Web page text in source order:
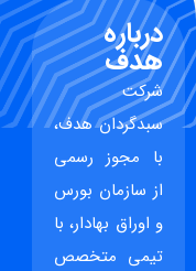
درباره
هدف
شرکت
سبدگردان هدف،
با مجوز رسمی
از سازمان بورس
و اوراق بهادار، با
تیمی متخصص